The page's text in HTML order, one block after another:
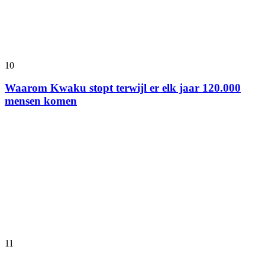
10
Waarom Kwaku stopt terwijl er elk jaar 120.000
mensen komen
11